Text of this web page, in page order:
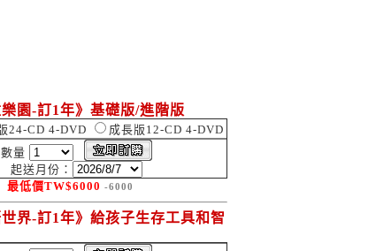
樂園-訂1年》基礎版/進階版
24-CD 4-DVD
成長版12-CD 4-DVD
數量
起送月份：
最低價TW$6000 -6000
世界-訂1年》給孩子生存工具和智